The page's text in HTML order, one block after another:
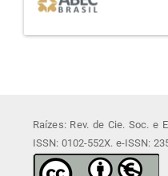
Raízes: Rev. de Cie. Soc. e
ISSN: 0102-552X. e-ISSN: